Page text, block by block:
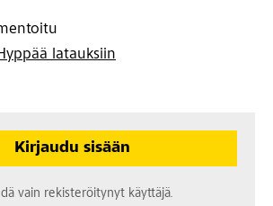
latauksiin
Kirjaudu sisään
vain rekisteröitynyt käyttäjä.